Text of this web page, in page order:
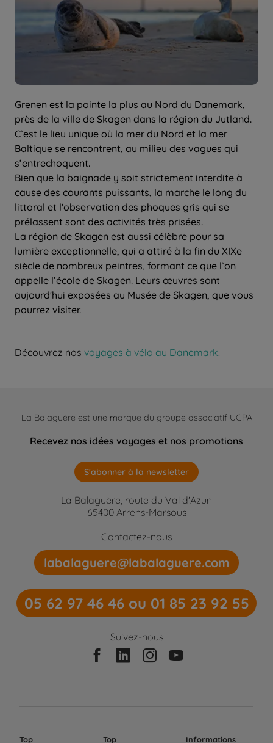
Grenen est la pointe la plus au Nord du Danemark,
près de la ville de Skagen dans la région du Jutland.
C’est le lieu unique où la mer du Nord et la mer
Baltique se rencontrent, au milieu des vagues qui
s’entrechoquent.
Bien que la baignade y soit strictement interdite à
cause des courants puissants, la marche le long du
littoral et l'observation des phoques gris qui se
prélassent sont des activités très prisées.
La région de Skagen est aussi célèbre pour sa
lumière exceptionnelle, qui a attiré à la fin du XIXe
siècle de nombreux peintres, formant ce que l’on
appelle l’école de Skagen. Leurs œuvres sont
aujourd'hui exposées au Musée de Skagen, que vous
pourrez visiter.
Découvrez nos voyages à vélo au Danemark.
La Balaguère est une marque du groupe associatif UCPA
Recevez nos idées voyages et nos promotions
S'abonner à la newsletter
La Balaguère, route du Val d'Azun
65400 Arrens-Marsous
Contactez-nous
labalaguere@labalaguere.com
05 62 97 46 46 ou 01 85 23 92 55
Suivez-nous
Top
Top
Informations